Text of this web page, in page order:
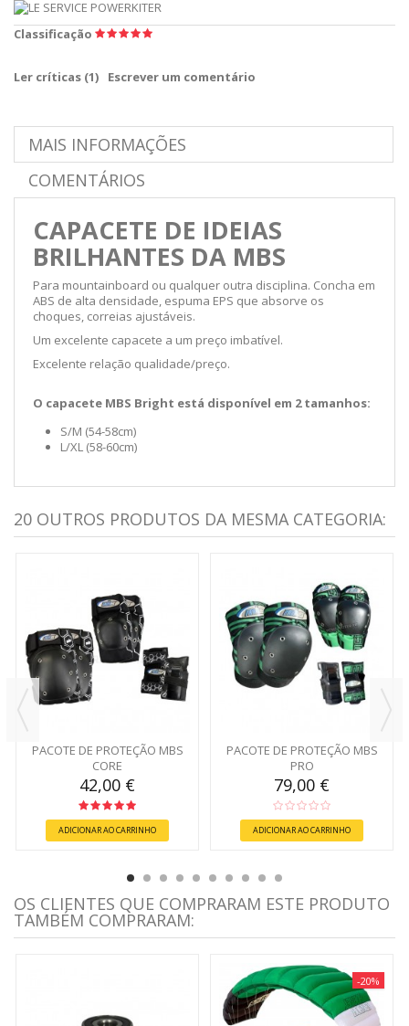
Classificação
Ler críticas (1) Escrever um comentário
MAIS INFORMAÇÕES
COMENTÁRIOS
CAPACETE DE IDEIAS
BRILHANTES DA MBS
Para mountainboard ou qualquer outra disciplina. Concha em
ABS de alta densidade, espuma EPS que absorve os
choques, correias ajustáveis.
Um excelente capacete a um preço imbatível.
Excelente relação qualidade/preço.
O capacete MBS Bright está disponível em 2 tamanhos:
S/M (54-58cm)
L/XL (58-60cm)
20 OUTROS PRODUTOS DA MESMA CATEGORIA:
PACOTE DE PROTEÇÃO MBS
CORE
42,00 €
ADICIONAR AO CARRINHO
PACOTE DE PROTEÇÃO MBS
PRO
79,00 €
ADICIONAR AO CARRINHO
OS CLIENTES QUE COMPRARAM ESTE PRODUTO
TAMBÉM COMPRARAM:
-20%